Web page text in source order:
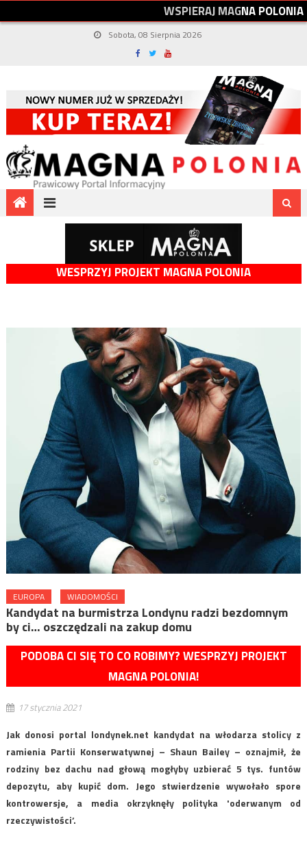
WSPIERAJMAGNAPOLONIA
Sobota, 08 Sierpnia 2026
WESPRZYJ PROJEKT MAGNA POLONIA
EUROPA WIADOMOŚCI
Kandydat na burmistrza Londynu radzi bezdomnym
by ci… oszczędzali na zakup domu
PODOBA CI SIĘ TO CO ROBIMY? WESPRZYJ PROJEKT
MAGNA POLONIA!
17 stycznia 2021
Jak donosi portal londynek.net kandydat na włodarza stolicy z
ramienia Partii Konserwatywnej – Shaun Bailey – oznajmił, że
rodziny bez dachu nad głową mogłyby uzbierać 5 tys. funtów
depozytu, aby kupić dom. Jego stwierdzenie wywołało spore
kontrowersje, a media okrzyknęły polityka 'oderwanym od
rzeczywistości’.